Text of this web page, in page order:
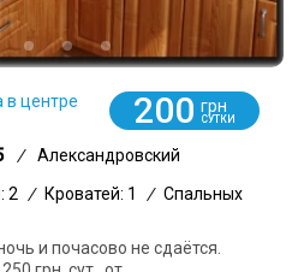
в центре
200 грн
СУТКИ
/
Александровский
2 / Кроватей: 1 / Спальных
и почасово не сдаётся.